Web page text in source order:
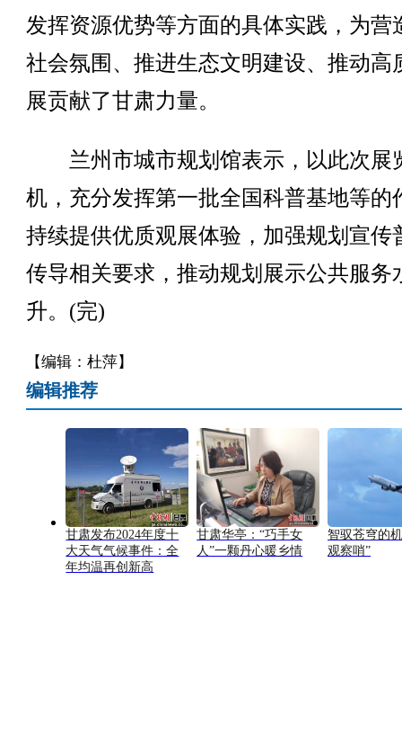
发挥资源优势等方面的具体实践，为营
社会氛围、推进生态文明建设、推动高
展贡献了甘肃力量。
兰州市城市规划馆表示，以此次展
机，充分发挥第一批全国科普基地等的
持续提供优质观展体验，加强规划宣传
传导相关要求，推动规划展示公共服务
升。(完)
【编辑：杜萍】
编辑推荐
甘肃发布2024年度十
大天气气候事件：全
年均温再创新高
甘肃华亭：“巧手女
人”一颗丹心暖乡情
智驭苍穹的
观察哨”